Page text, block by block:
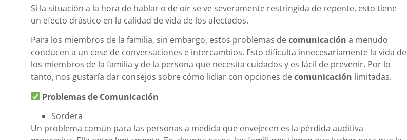
Si la situación a la hora de hablar o de oír se ve severamente restringida de repente, esto tiene
un efecto drástico en la calidad de vida de los afectados.
Para los miembros de la familia, sin embargo, estos problemas decomunicación a menudo
conducen a un cese de conversaciones e intercambios. Esto dificulta innecesariamente la vida de
los miembros de la familia y de la persona que necesita cuidados y es fácil de prevenir. Por lo
tanto, nos gustaría dar consejos sobre cómo lidiar con opciones decomunicación limitadas.
Problemas de Comunicación
Sordera
Un problema común para las personas a medida que envejecen es la pérdida auditiva